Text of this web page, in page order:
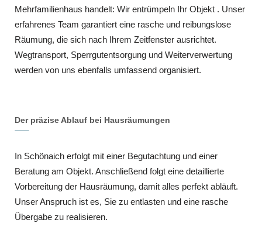
Mehrfamilienhaus handelt: Wir entrümpeln Ihr Objekt . Unser
erfahrenes Team garantiert eine rasche und reibungslose
Räumung, die sich nach Ihrem Zeitfenster ausrichtet.
Wegtransport, Sperrgutentsorgung und Weiterverwertung
werden von uns ebenfalls umfassend organisiert.
Der präzise Ablauf bei Hausräumungen
In Schönaich erfolgt mit einer Begutachtung und einer
Beratung am Objekt. Anschließend folgt eine detaillierte
Vorbereitung der Hausräumung, damit alles perfekt abläuft.
Unser Anspruch ist es, Sie zu entlasten und eine rasche
Übergabe zu realisieren.